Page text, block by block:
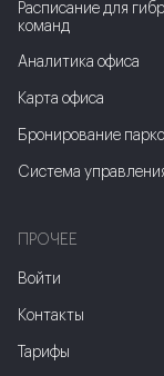
Расписание для
команд
Аналитика офиса
Карта офиса
Бронирование
Система
ПРОЧЕЕ
Войти
Контакты
Тарифы